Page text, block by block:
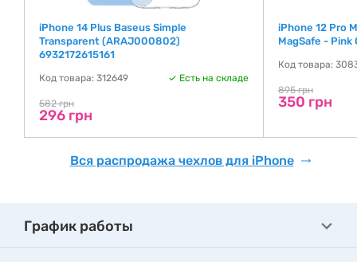
iPhone 14 Plus Baseus Simple
Transparent (ARAJ000802)
6932172615161
Код товара: 312649 Есть на складе
582 грн
296 грн
iPhone 12 Pro
MagSafe - Pink
Код товара:
895 грн
350 грн
Вся распродажа чехлов для iPhone
График работы